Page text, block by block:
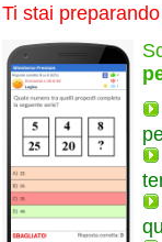
Ti stai